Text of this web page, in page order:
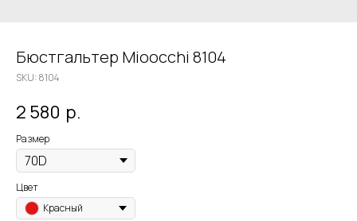
Бюстгальтер Mioocchi 8104
SKU: 8104
2 580 р.
Размер
Цвет
Красный